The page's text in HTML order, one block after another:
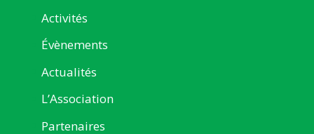
Activités
Évènements
Actualités
L’Association
Partenaires